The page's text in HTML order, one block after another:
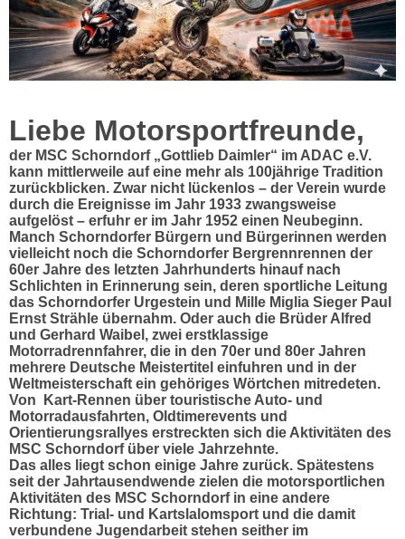
Liebe Motorsportfreunde,
der MSC Schorndorf „Gottlieb Daimler“ im ADAC e.V.
kann mittlerweile auf eine mehr als 100jährige Tradition
zurückblicken. Zwar nicht lückenlos – der Verein wurde
durch die Ereignisse im Jahr 1933 zwangsweise
aufgelöst – erfuhr er im Jahr 1952 einen Neubeginn.
Manch Schorndorfer Bürgern und Bürgerinnen werden
vielleicht noch die Schorndorfer Bergrennrennen der
60er Jahre des letzten Jahrhunderts hinauf nach
Schlichten in Erinnerung sein, deren sportliche Leitung
das Schorndorfer Urgestein und Mille Miglia Sieger Paul
Ernst Strähle übernahm. Oder auch die Brüder Alfred
und Gerhard Waibel, zwei erstklassige
Motorradrennfahrer, die in den 70er und 80er Jahren
mehrere Deutsche Meistertitel einfuhren und in der
Weltmeisterschaft ein gehöriges Wörtchen mitredeten.
Von Kart-Rennen über touristische Auto- und
Motorradausfahrten, Oldtimerevents und
Orientierungsrallyes erstreckten sich die Aktivitäten des
MSC Schorndorf über viele Jahrzehnte.
Das alles liegt schon einige Jahre zurück. Spätestens
seit der Jahrtausendwende zielen die motorsportlichen
Aktivitäten des MSC Schorndorf in eine andere
Richtung: Trial- und Kartslalomsport und die damit
verbundene Jugendarbeit stehen seither im